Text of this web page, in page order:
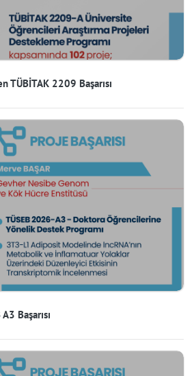
TÜBİTAK 2209 Başarısı
Başarısı